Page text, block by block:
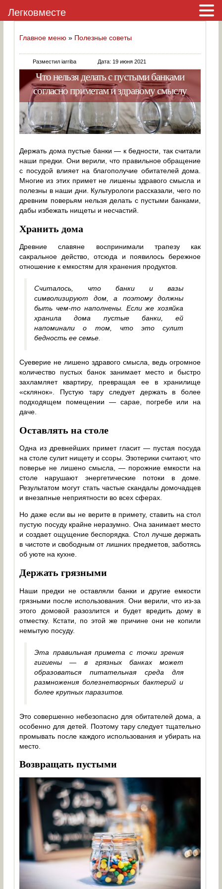
Главное меню » Полезные советы
Разместил iarriba Дата: 19 июня 2021
Что нельзя делать с пустыми банками
согласно приметам и здравому смыслу
Держать дома пустые банки — к бедности, так считали
наши предки. Они верили, что правильное обращение
с посудой влияет на благополучие обитателей дома.
Многие из этих примет не лишены здравого смысла и
полезны в наши дни. Культурологи рассказали, чего по
древним поверьям нельзя делать с пустыми банками,
дабы избежать нищеты и несчастий.
Хранить дома
Древние славяне воспринимали трапезу как
сакральное действо, отсюда и появилось бережное
отношение к емкостям для хранения продуктов.
Считалось, что банки и вазы
символизируют дом, а поэтому должны
быть чем-то наполнены. Если же хозяйка
хранила дома пустые банки, ей
напоминали о том, что это сулит
бедность ее семье.
Суеверие не лишено здравого смысла, ведь огромное
количество пустых банок занимает место и быстро
захламляет квартиру, превращая ее в хранилище
«склянок». Пустую тару следует держать в более
подходящем помещении — сарае, погребе или на
даче.
Оставлять на столе
Одна из древнейших примет гласит — пустая посуда
на столе сулит нищету и ссоры. Эзотерики считают, что
поверье не лишено смысла, — порожние емкости на
столе нарушают энергетические потоки в доме.
Результатом могут стать частые скандалы домочадцев
и внезапные неприятности во всех сферах.
Но даже если вы не верите в примету, ставить на стол
пустую посуду крайне неразумно. Она занимает место
и создает ощущение беспорядка. Стол лучше держать
в чистоте и свободным от лишних предметов, заботясь
об уюте на кухне.
Держать грязными
Наши предки не оставляли банки и другие емкости
грязными после использования. Они верили, что из-за
этого домовой разозлится и будет вредить дому в
отместку. Кстати, по этой же причине они не копили
немытую посуду.
Эта правильная примета с точки зрения
гигиены — в грязных банках может
образоваться питательная среда для
размножения болезнетворных бактерий и
более крупных паразитов.
Это совершенно небезопасно для обитателей дома, а
особенно для детей. Поэтому тару следует тщательно
промывать после каждого использования и убирать на
место.
Возвращать пустыми
Легковместе